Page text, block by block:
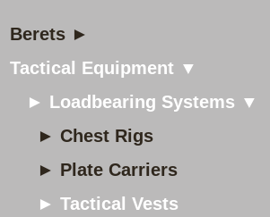
Berets ►
Tactical Equipment ▼
► Loadbearing Systems ▼
► Chest Rigs
► Plate Carriers
► Tactical Vests